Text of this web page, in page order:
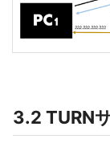
3.2 TURN